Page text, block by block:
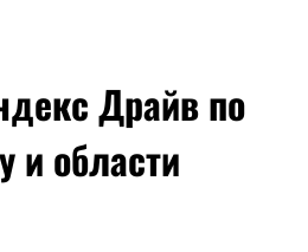
Драйв по
и области